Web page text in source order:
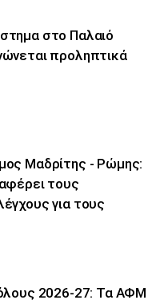
στο Παλαιό
προληπτικά
Μαδρίτης - Ρώμης:
τους
για τους
2026-27: Τα ΑΦΜ